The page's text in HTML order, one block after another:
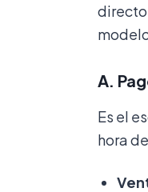
directo
A.
Es el
hora